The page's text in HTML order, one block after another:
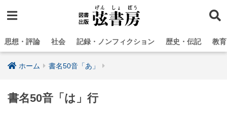
思想・評論 社会 記録・ノンフィクション 歴史・伝記 教
ホーム 書名50音「あ」
書名50音「は」行